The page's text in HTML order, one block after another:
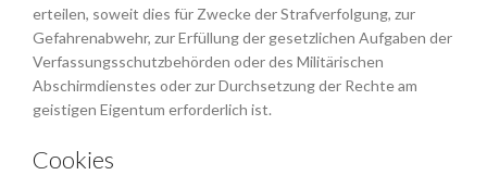
erteilen, soweit dies für Zwecke der Strafverfolgung, zur
Gefahrenabwehr, zur Erfüllung der gesetzlichen Aufgaben der
Verfassungsschutzbehörden oder des Militärischen
Abschirmdienstes oder zur Durchsetzung der Rechte am
geistigen Eigentum erforderlich ist.
Cookies